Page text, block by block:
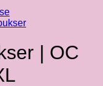
| OC